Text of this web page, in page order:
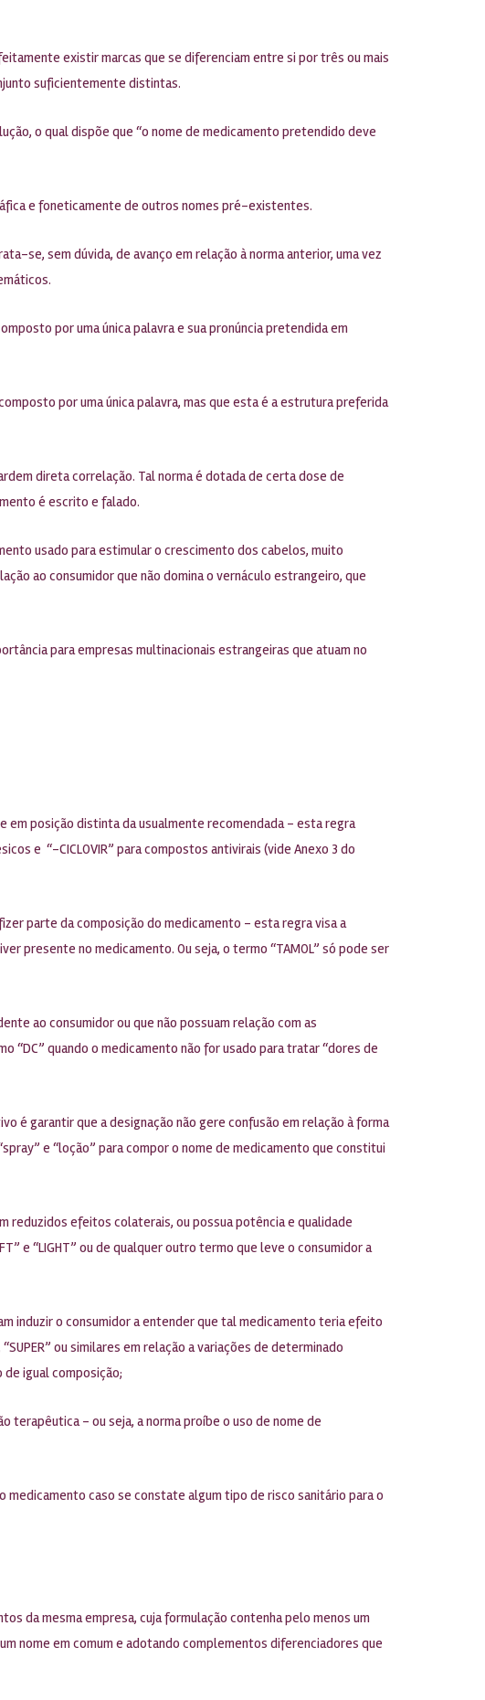
existir marcas que se diferenciam entre si por três ou mais
suficientemente distintas.
o qual dispõe que “o nome de medicamento pretendido deve
e foneticamente de outros nomes pré-existentes.
se, sem dúvida, de avanço em relação à norma anterior, uma vez
por uma única palavra e sua pronúncia pretendida em
por uma única palavra, mas que esta é a estrutura preferida
direta correlação. Tal norma é dotada de certa dose de
é escrito e falado.
usado para estimular o crescimento dos cabelos, muito
ao consumidor que não domina o vernáculo estrangeiro, que
para empresas multinacionais estrangeiras que atuam no
em posição distinta da usualmente recomendada – esta regra
e “-CICLOVIR” para compostos antivirais (vide Anexo 3 do
parte da composição do medicamento – esta regra visa a
presente no medicamento. Ou seja, o termo “TAMOL” só pode ser
ao consumidor ou que não possuam relação com as
quando o medicamento não for usado para tratar “dores de
é garantir que a designação não gere confusão em relação à forma
e “loção” para compor o nome de medicamento que constitui
reduzidos efeitos colaterais, ou possua potência e qualidade
e “LIGHT” ou de qualquer outro termo que leve o consumidor a
induzir o consumidor a entender que tal medicamento teria efeito
ou similares em relação a variações de determinado
igual composição;
terapêutica – ou seja, a norma proíbe o uso de nome de
medicamento caso se constate algum tipo de risco sanitário para o
da mesma empresa, cuja formulação contenha pelo menos um
nome em comum e adotando complementos diferenciadores que